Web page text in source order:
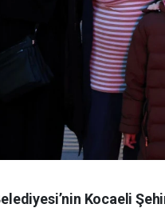
Kocaeli